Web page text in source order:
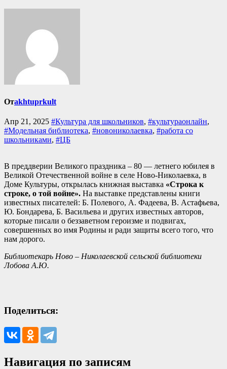
Отakhtuprkult
Апр 21, 2025 #Культура для школьников, #культураонлайн,
#Модельная библиотека, #новониколаевка, #работа со
школьниками, #ЦБ
В преддверии Великого праздника – 80 — летнего юбилея в
Великой Отечественной войне в селе Ново-Николаевка, в
Доме Культуры, открылась книжная выставка «Строка к
строке, о той войне». На выставке представлены книги
известных писателей: Б. Полевого, А. Фадеева, В. Астафьева,
Ю. Бондарева, Б. Васильева и других известных авторов,
которые писали о беззаветном героизме и подвигах,
совершенных во имя Родины и ради защиты всего того, что
нам дорого.
Библиотекарь Ново – Николаевской сельской библиотеки
Лобова А.Ю.
Поделиться:
Навигация по записям